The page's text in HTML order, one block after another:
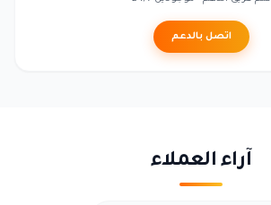
اتصل بالدعم
آراء العملاء